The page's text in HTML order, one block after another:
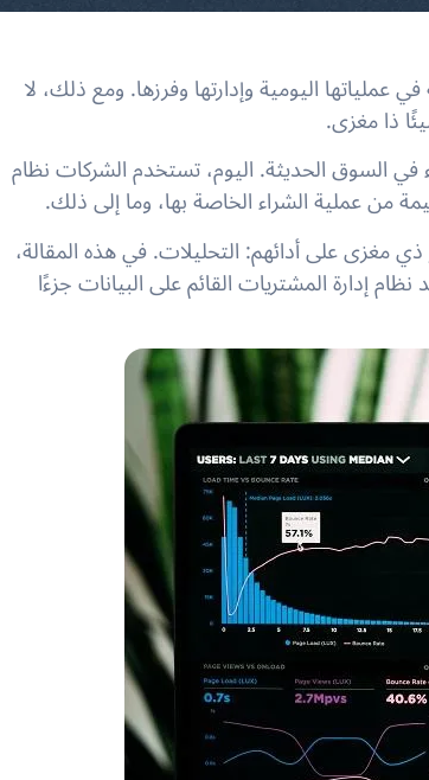
اليومية وإدارتها وفرزها. ومع ذلك، لا
ذا مغزى.
في السوق الحديثة. اليوم، تستخدم الشركات نظام
من عملية الشراء الخاصة بها، وما إلى ذلك.
مغزى على أدائهم: التحليلات. في هذه المقالة،
إدارة المشتريات القائم على البيانات جزءًا